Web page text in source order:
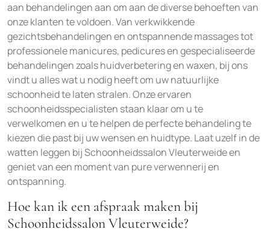
aan behandelingen aan om aan de diverse behoeften van
onze klanten te voldoen. Van verkwikkende
gezichtsbehandelingen en ontspannende massages tot
professionele manicures, pedicures en gespecialiseerde
behandelingen zoals huidverbetering en waxen, bij ons
vindt u alles wat u nodig heeft om uw natuurlijke
schoonheid te laten stralen. Onze ervaren
schoonheidsspecialisten staan klaar om u te
verwelkomen en u te helpen de perfecte behandeling te
kiezen die past bij uw wensen en huidtype. Laat uzelf in de
watten leggen bij Schoonheidssalon Vleuterweide en
geniet van een moment van pure verwennerij en
ontspanning.
Hoe kan ik een afspraak maken bij
Schoonheidssalon Vleuterweide?